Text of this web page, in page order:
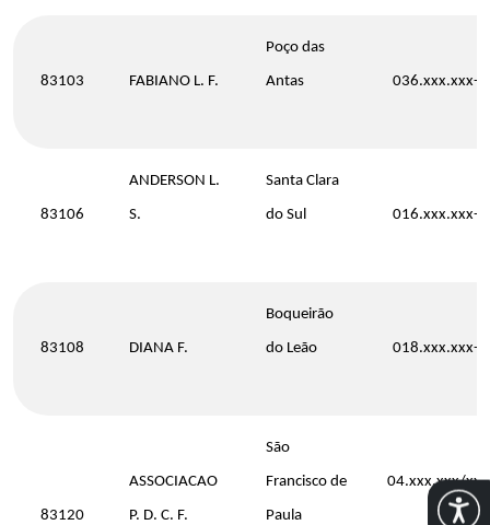
Abrir
83103 FABIANO L. F.
Poço das
Antas 036.xxx.xxx-
83106
ANDERSON L.
S.
Santa Clara
do Sul 016.xxx.xxx-
83108 DIANA F.
Boqueirão
do Leão 018.xxx.xxx-
83120
ASSOCIACAO
P. D. C. F.
São
Francisco de
Paula
04.xxx.xxx/
29